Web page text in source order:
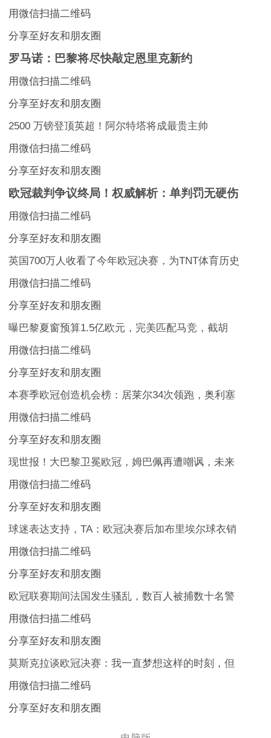
用微信扫描二维码
分享至好友和朋友圈
罗马诺：巴黎将尽快敲定恩里克新约
用微信扫描二维码
分享至好友和朋友圈
2500 万镑登顶英超！阿尔特塔将成最贵主帅
用微信扫描二维码
分享至好友和朋友圈
欧冠裁判争议终局！权威解析：单判罚无硬伤
用微信扫描二维码
分享至好友和朋友圈
英国700万人收看了今年欧冠决赛，为TNT体育历史
用微信扫描二维码
分享至好友和朋友圈
曝巴黎夏窗预算1.5亿欧元，完美匹配马竞，截胡
用微信扫描二维码
分享至好友和朋友圈
本赛季欧冠创造机会榜：居莱尔34次领跑，奥利塞
用微信扫描二维码
分享至好友和朋友圈
现世报！大巴黎卫冕欧冠，姆巴佩再遭嘲讽，未来
用微信扫描二维码
分享至好友和朋友圈
球迷表达支持，TA：欧冠决赛后加布里埃尔球衣销
用微信扫描二维码
分享至好友和朋友圈
欧冠联赛期间法国发生骚乱，数百人被捕数十名警
用微信扫描二维码
分享至好友和朋友圈
莫斯克拉谈欧冠决赛：我一直梦想这样的时刻，但
用微信扫描二维码
分享至好友和朋友圈